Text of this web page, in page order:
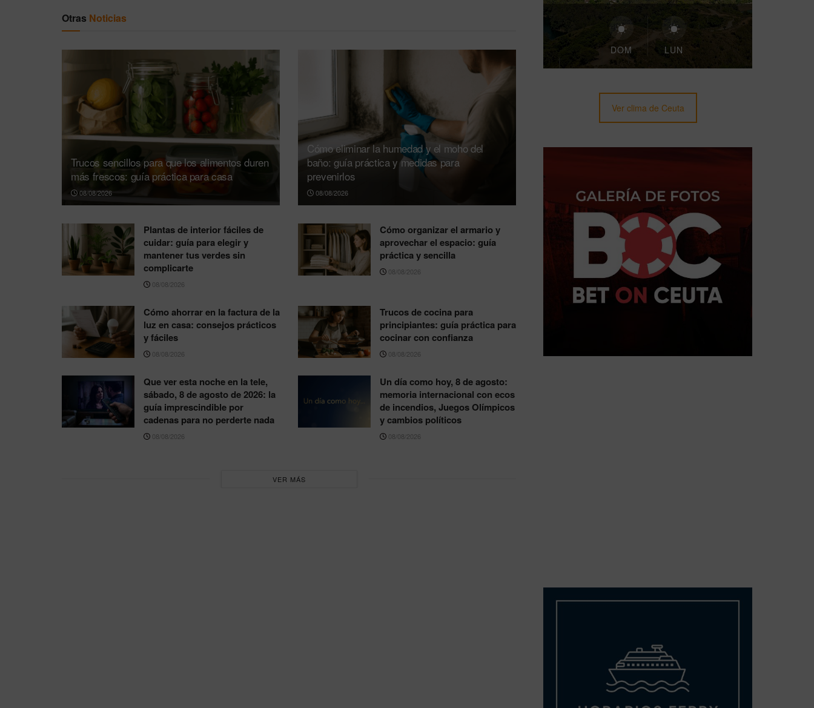
Otras Noticias
Trucos sencillos para que los alimentos duren
más frescos: guía práctica para casa
08/08/2026
Cómo eliminar la humedad y el moho del
baño: guía práctica y medidas para
prevenirlos
08/08/2026
Plantas de interior fáciles de
cuidar: guía para elegir y
mantener tus verdes sin
complicarte
08/08/2026
Cómo organizar el armario y
aprovechar el espacio: guía
práctica y sencilla
08/08/2026
Cómo ahorrar en la factura de la
luz en casa: consejos prácticos
y fáciles
08/08/2026
Trucos de cocina para
principiantes: guía práctica para
cocinar con confianza
08/08/2026
Que ver esta noche en la tele,
sábado, 8 de agosto de 2026: la
guía imprescindible por
cadenas para no perderte nada
08/08/2026
Un día como hoy, 8 de agosto:
memoria internacional con ecos
de incendios, Juegos Olímpicos
y cambios políticos
08/08/2026
VER MÁS
DOM LUN
Ver clima de Ceuta